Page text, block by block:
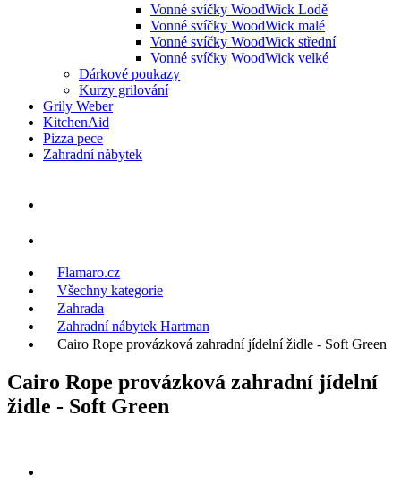
Vonné svíčky WoodWick Lodě
Vonné svíčky WoodWick malé
Vonné svíčky WoodWick střední
Vonné svíčky WoodWick velké
Dárkové poukazy
Kurzy grilování
Grily Weber
KitchenAid
Pizza pece
Zahradní nábytek
Flamaro.cz
Všechny kategorie
Zahrada
Zahradní nábytek Hartman
Cairo Rope provázková zahradní jídelní židle - Soft Green
Cairo Rope provázková zahradní jídelní
židle - Soft Green